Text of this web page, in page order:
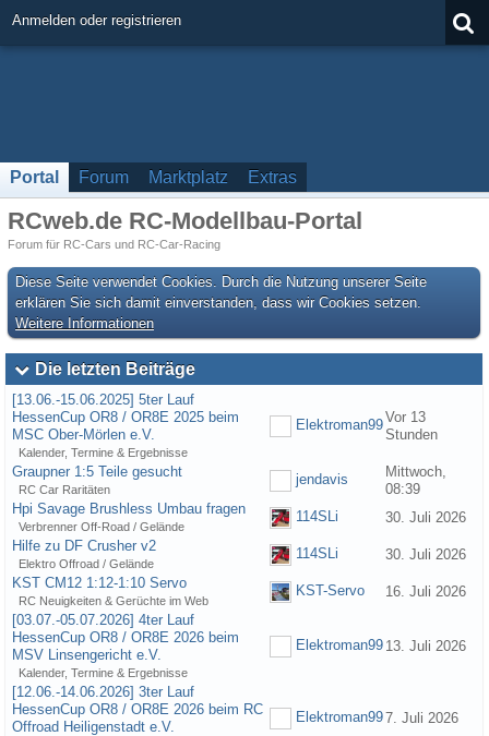
Anmelden oder registrieren
Portal Forum Marktplatz Extras
RCweb.de RC-Modellbau-Portal
Forum für RC-Cars und RC-Car-Racing
Diese Seite verwendet Cookies. Durch die Nutzung unserer Seite
erklären Sie sich damit einverstanden, dass wir Cookies setzen.
Weitere Informationen
Die letzten Beiträge
[13.06.-15.06.2025] 5ter Lauf
HessenCup OR8 / OR8E 2025 beim
MSC Ober-Mörlen e.V.
Kalender, Termine & Ergebnisse
Elektroman99Vor 13
Stunden
Graupner 1:5 Teile gesucht
RC Car Raritäten
jendavis
Mittwoch,
08:39
Hpi Savage Brushless Umbau fragen
Verbrenner Off-Road / Gelände
114SLi
30. Juli 2026
Hilfe zu DF Crusher v2
Elektro Offroad / Gelände
114SLi
30. Juli 2026
KST CM12 1:12-1:10 Servo
RC Neuigkeiten & Gerüchte im Web
KST-Servo
16. Juli 2026
[03.07.-05.07.2026] 4ter Lauf
HessenCup OR8 / OR8E 2026 beim
MSV Linsengericht e.V.
Kalender, Termine & Ergebnisse
Elektroman99 13. Juli 2026
[12.06.-14.06.2026] 3ter Lauf
HessenCup OR8 / OR8E 2026 beim RC
Offroad Heiligenstadt e.V.
Elektroman997. Juli 2026